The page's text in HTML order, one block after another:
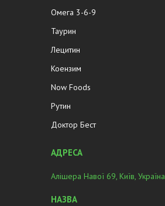
Омега 3-6-9
Таурин
Лецитин
Коензим
Now Foods
Рутин
Доктор Бест
Алішера Навої 69, Київ, Україна